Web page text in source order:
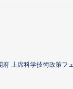
上席科学技術政策フ